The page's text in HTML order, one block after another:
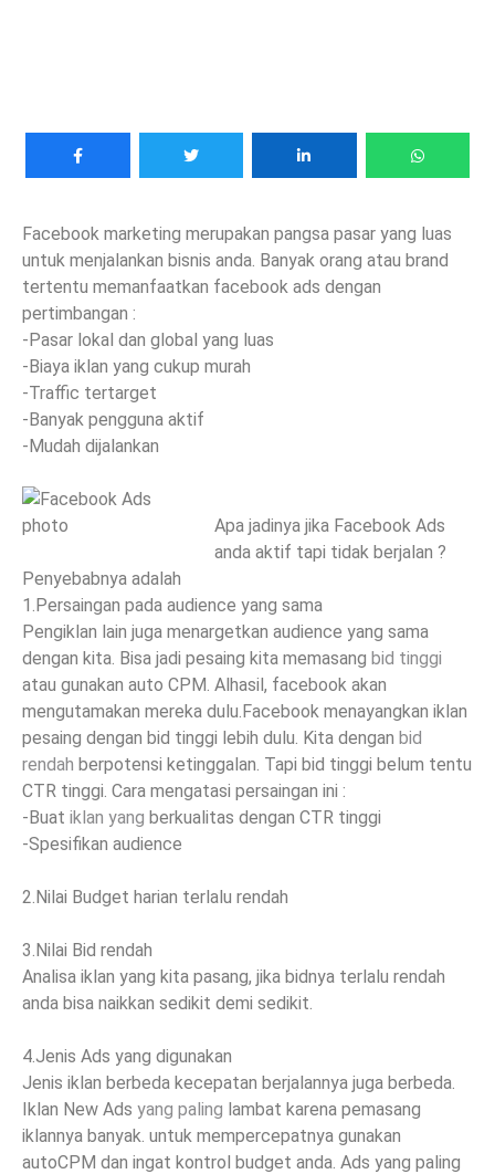
Facebook marketing merupakan pangsa pasar yang luas
untuk menjalankan bisnis anda. Banyak orang atau brand
tertentu memanfaatkan facebook ads dengan
pertimbangan :
-Pasar lokal dan global yang luas
-Biaya iklan yang cukup murah
-Traffic tertarget
-Banyak pengguna aktif
-Mudah dijalankan
Apa jadinya jika Facebook Ads
anda aktif tapi tidak berjalan ?
Penyebabnya adalah
1.Persaingan pada audience yang sama
Pengiklan lain juga menargetkan audience yang sama
dengan kita. Bisa jadi pesaing kita memasang bid tinggi
atau gunakan auto CPM. Alhasil, facebook akan
mengutamakan mereka dulu.Facebook menayangkan iklan
pesaing dengan bid tinggi lebih dulu. Kita dengan bid
rendah berpotensi ketinggalan. Tapi bid tinggi belum tentu
CTR tinggi. Cara mengatasi persaingan ini :
-Buat iklan yang berkualitas dengan CTR tinggi
-Spesifikan audience
2.Nilai Budget harian terlalu rendah
3.Nilai Bid rendah
Analisa iklan yang kita pasang, jika bidnya terlalu rendah
anda bisa naikkan sedikit demi sedikit.
4.Jenis Ads yang digunakan
Jenis iklan berbeda kecepatan berjalannya juga berbeda.
Iklan New Ads yang paling lambat karena pemasang
iklannya banyak. untuk mempercepatnya gunakan
autoCPM dan ingat kontrol budget anda. Ads yang paling